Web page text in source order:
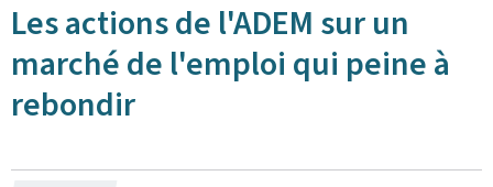
Les actions de l'ADEM sur un
marché de l'emploi qui peine à
rebondir